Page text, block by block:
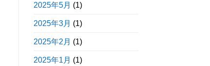
2025年5月 (1)
2025年3月 (1)
2025年2月 (1)
2025年1月 (1)